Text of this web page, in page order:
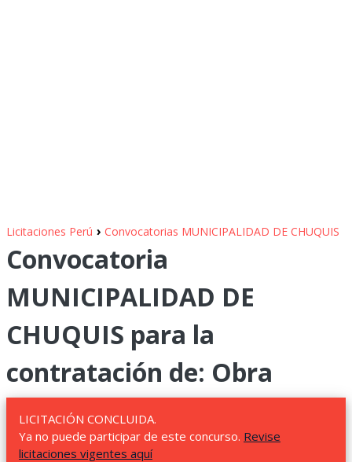
Licitaciones Perú › Convocatorias MUNICIPALIDAD DE CHUQUIS
Convocatoria
MUNICIPALIDAD DE
CHUQUIS para la
contratación de: Obra
LICITACIÓN CONCLUIDA.
Ya no puede participar de este concurso. Revise
licitaciones vigentes aquí